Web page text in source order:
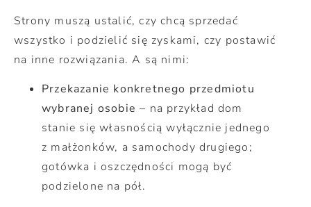
Strony muszą ustalić, czy chcą sprzedać
wszystko i podzielić się zyskami, czy postawić
na inne rozwiązania. A są nimi:
Przekazanie konkretnego przedmiotu
wybranej osobie – na przykład dom
stanie się własnością wyłącznie jednego
z małżonków, a samochody drugiego;
gotówka i oszczędności mogą być
podzielone na pół.